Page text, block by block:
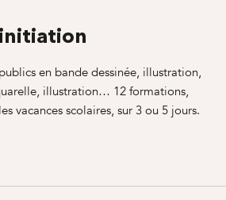
en bande dessinée, illustration,
illustration… 12 formations,
vacances scolaires, sur 3 ou 5 jours.